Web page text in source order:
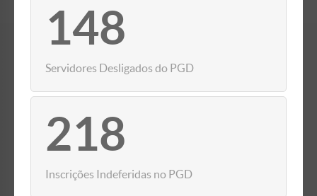
148
Servidores Desligados do PGD
218
Inscrições Indeferidas no PGD